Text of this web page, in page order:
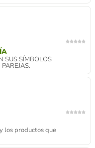
SUS SÍMBOLOS
los productos que